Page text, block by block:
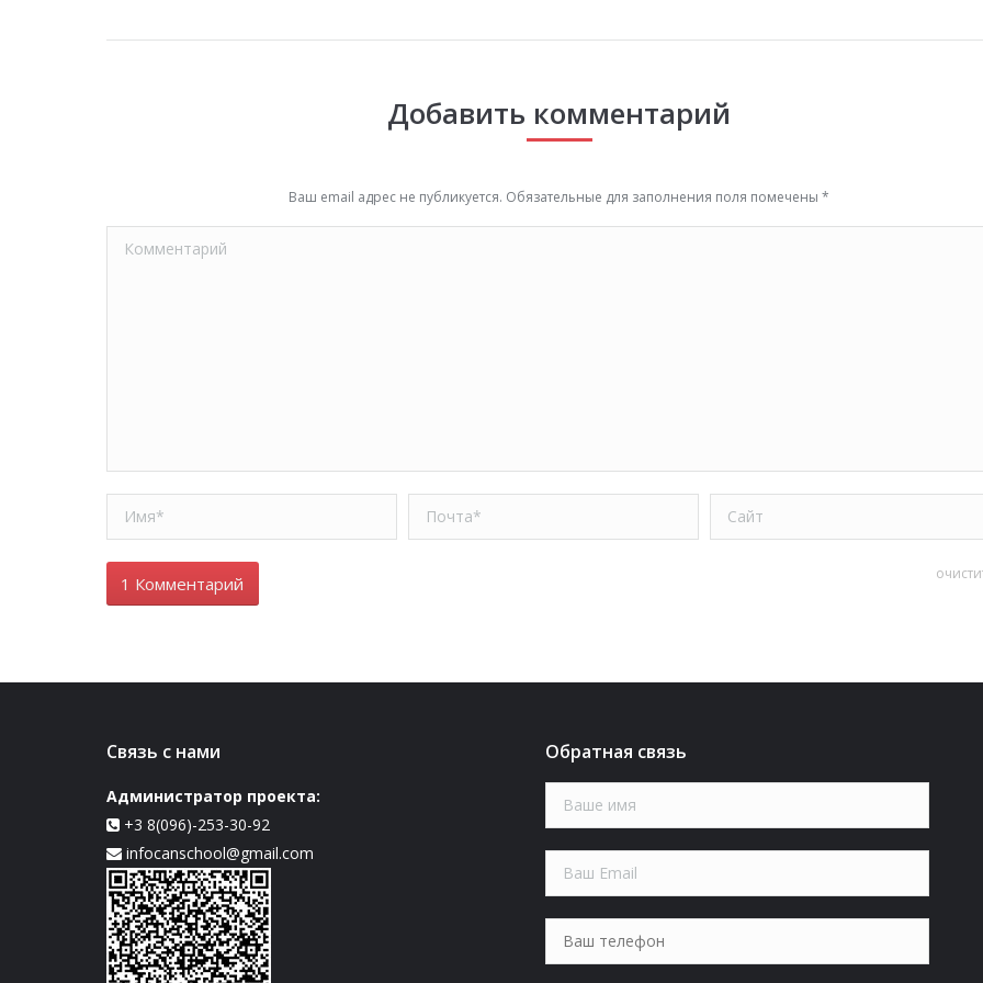
Добавить комментарий
Ваш email адрес не публикуется. Обязательные для заполнения поля помечены *
Комментарий
Имя * Почта * Сайт
1 Комментарий
Связь с нами
Администратор проекта:
+3 8(096)-253-30-92
infocanschool@gmail.com
Обратная связь